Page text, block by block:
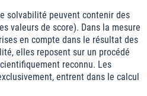
solvabilité peuvent contenir des
valeurs de score). Dans la mesure
en compte dans le résultat des
elles reposent sur un procédé
reconnu. Les
entrent dans le calcul